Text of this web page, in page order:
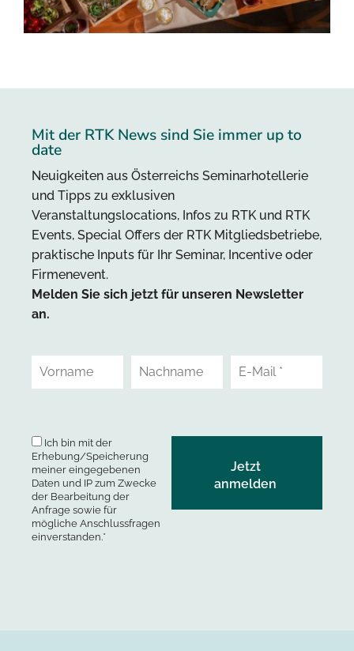
Mit der RTK News sind Sie immer up to
date
Neuigkeiten aus Österreichs Seminarhotellerie
und Tipps zu exklusiven
Veranstaltungslocations, Infos zu RTK und RTK
Events, Special Offers der RTK Mitgliedsbetriebe,
praktische Inputs für Ihr Seminar, Incentive oder
Firmenevent.
Melden Sie sich jetzt für unseren Newsletter
an.
Ich bin mit der
Erhebung/Speicherung
meiner eingegebenen
Daten und IP zum Zwecke
der Bearbeitung der
Anfrage sowie für
mögliche Anschlussfragen
einverstanden.*